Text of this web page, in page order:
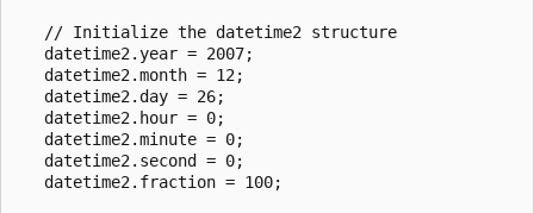
   // Initialize the datetime2 structure
   datetime2.year = 2007;
   datetime2.month = 12;
   datetime2.day = 26;
   datetime2.hour = 0;
   datetime2.minute = 0;
   datetime2.second = 0;
   datetime2.fraction = 100;